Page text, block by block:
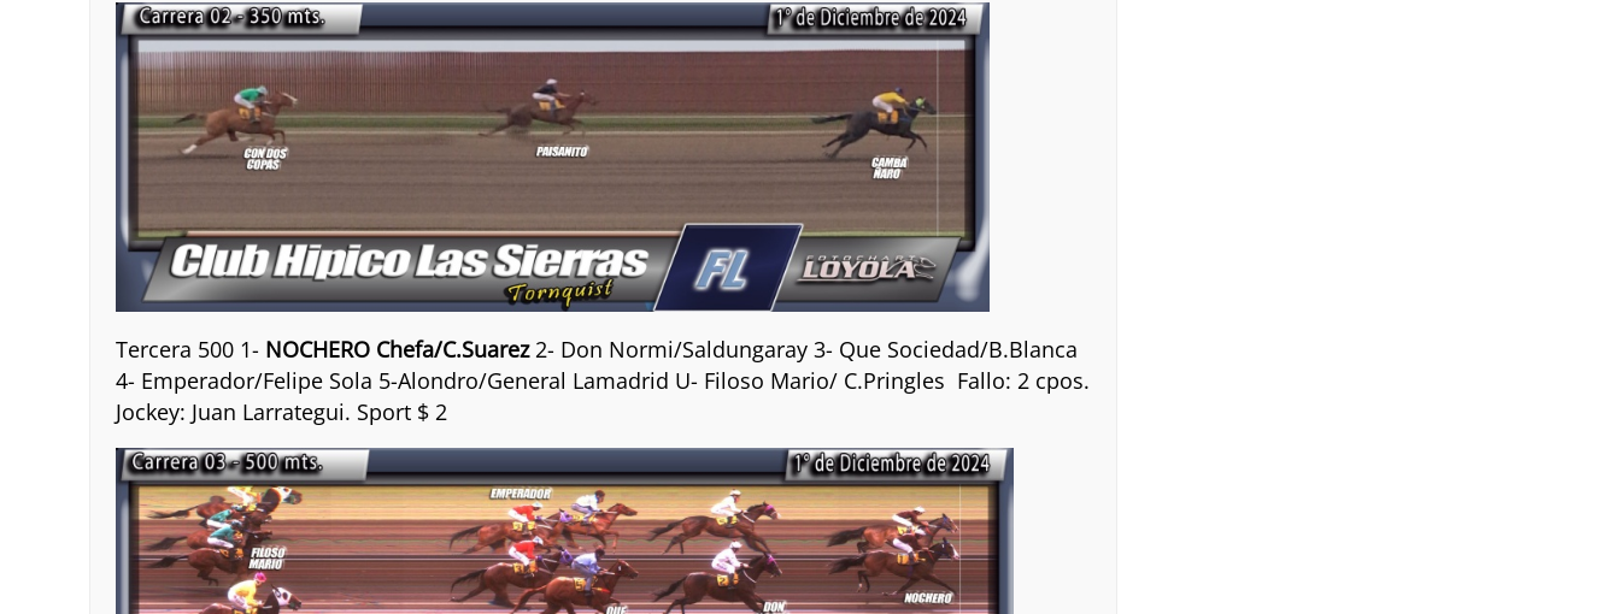
Tercera 500 1- NOCHERO Chefa/C.Suarez2- Don Normi/Saldungaray 3- Que Sociedad/B.Blanca
4- Emperador/Felipe Sola 5-Alondro/General Lamadrid U- Filoso Mario/ C.Pringles Fallo: 2 cpos.
Jockey: Juan Larrategui. Sport $ 2